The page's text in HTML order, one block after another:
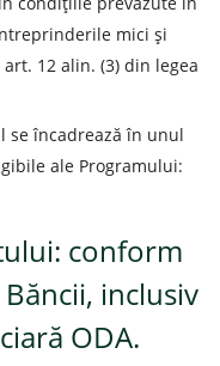
mici și
12 alin. (3) din legea
încadrează în unul
ale Programului:
conform
inclusiv
ODA.